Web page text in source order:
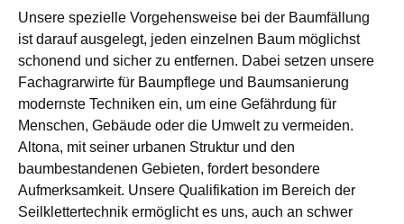
Unsere spezielle Vorgehensweise bei der Baumfällung
ist darauf ausgelegt, jeden einzelnen Baum möglichst
schonend und sicher zu entfernen. Dabei setzen unsere
Fachagrarwirte für Baumpflege und Baumsanierung
modernste Techniken ein, um eine Gefährdung für
Menschen, Gebäude oder die Umwelt zu vermeiden.
Altona, mit seiner urbanen Struktur und den
baumbestandenen Gebieten, fordert besondere
Aufmerksamkeit. Unsere Qualifikation im Bereich der
Seilklettertechnik ermöglicht es uns, auch an schwer